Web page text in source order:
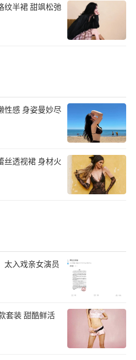
纹半裙 甜飒松弛
性感 身姿曼妙尽
丝透视裙 身材火
太入戏亲女演员
套装 甜酷鲜活